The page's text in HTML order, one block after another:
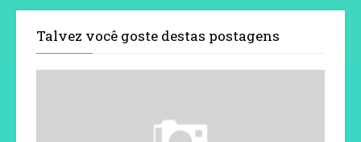
Talvez você goste destas postagens